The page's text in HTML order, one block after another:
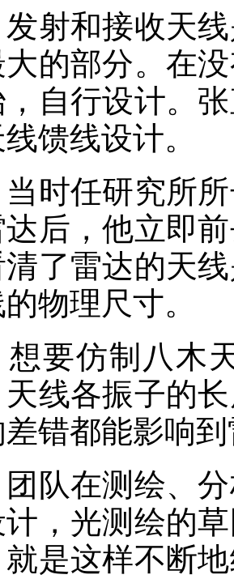
和接收天线
大的部分。在
，自行设计。
馈线设计。
任研究所所
达后，他立即
了雷达的天
物理尺寸。
仿制八木天
线各振子的
错都能影响
在测绘、分
，光测绘的
就是这样不断